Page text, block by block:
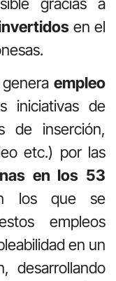
en el
empleo
iniciativas de
de inserción,
etc.) por las
en los 53
los que se
empleos
en un
desarrollando